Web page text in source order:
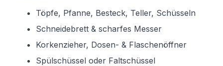
Töpfe, Pfanne, Besteck, Teller, Schüsseln
Schneidebrett & scharfes Messer
Korkenzieher, Dosen- & Flaschenöffner
Spülschüssel oder Faltschüssel